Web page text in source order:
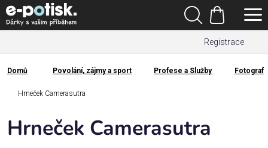
Přejít
na
obsah
Registrace
Hledat
Nákupní
košík
Kategorie
Dárek
Domů
Domů Povolání, zájmy a sport Profese a Služby Fotograf
Hrneček Camerasutra
Hrneček Camerasutra